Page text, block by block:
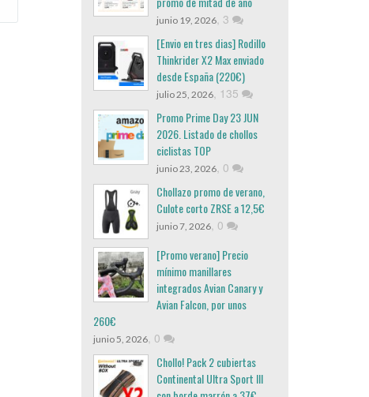
junio 19, 2026, 3
[Envio en tres dias] Rodillo
Thinkrider X2 Max enviado
desde España (220€)
julio 25, 2026, 135
Promo Prime Day 23 JUN
2026. Listado de chollos
ciclistas TOP
junio 23, 2026, 0
Chollazo promo de verano,
Culote corto ZRSE a 12,5€
junio 7, 2026, 0
[Promo verano] Precio
mínimo manillares
integrados Avian Canary y
Avian Falcon, por unos
260€
junio 5, 2026, 0
Chollo! Pack 2 cubiertas
Continental Ultra Sport III